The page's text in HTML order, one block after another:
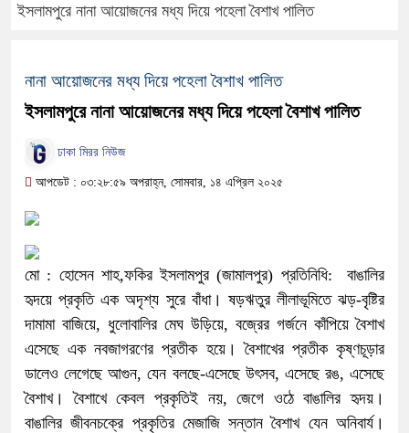
ইসলামপুরে নানা আয়োজনের মধ্য দিয়ে পহেলা বৈশাখ পালিত
নানা আয়োজনের মধ্য দিয়ে পহেলা বৈশাখ পালিত
ইসলামপুরে নানা আয়োজনের মধ্য দিয়ে পহেলা বৈশাখ পালিত
ঢাকা মিরর নিউজ
আপডেট : ০৩:২৮:৫৯ অপরাহ্ন, সোমবার, ১৪ এপ্রিল ২০২৫
মো : হোসেন শাহ,ফকির ইসলামপুর (জামালপুর) প্রতিনিধি: বাঙালির
হৃদয়ে প্রকৃতি এক অদৃশ্য সুরে বাঁধা। ষড়ঋতুর লীলাভূমিতে ঝড়-বৃষ্টির
দামামা বাজিয়ে, ধুলোবালির মেঘ উড়িয়ে, বজ্রের গর্জনে কাঁপিয়ে বৈশাখ
এসেছে এক নবজাগরণের প্রতীক হয়ে। বৈশাখের প্রতীক কৃষ্ণচূড়ার
ডালেও লেগেছে আগুন, যেন বলছে-এসেছে উৎসব, এসেছে রঙ, এসেছে
বৈশাখ। বৈশাখে কেবল প্রকৃতিই নয়, জেগে ওঠে বাঙালির হৃদয়।
বাঙালির জীবনচক্রে প্রকৃতির মেজাজি সন্তান বৈশাখ যেন অনিবার্য।